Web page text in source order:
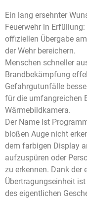
Ein lang ersehnter
Feuerwehr in
offiziellen Übergabe
der Wehr bereichern.
Menschen schneller
Brandbekämpfung
Gefahrgutunfälle
für die umfangreichen
Wärmebildkamera.
Der Name ist
bloßen Auge nicht
dem farbigen Display
aufzuspüren oder
zu erkennen. Dank der
Übertragungseinheit
des eigentlichen